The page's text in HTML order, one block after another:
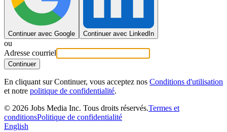
Continuer avec Google Continuer avec LinkedIn
ou
Adresse courriel
Continuer
En cliquant sur Continuer, vous acceptez nos Conditions d'utilisation
et notre politique de confidentialité.
© 2026 Jobs Media Inc. Tous droits réservés.Termes et
conditionsPolitique de confidentialité
English